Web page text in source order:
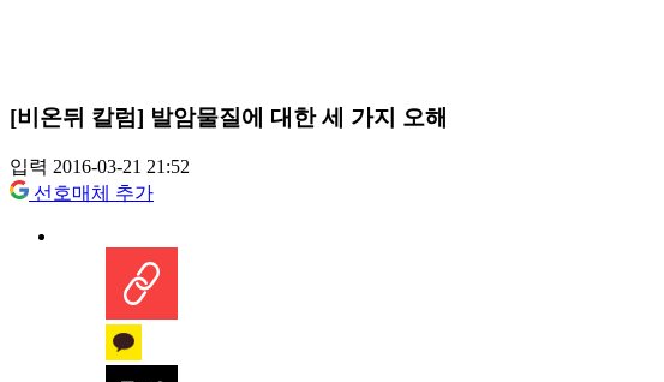
[비온뒤 칼럼] 발암물질에 대한 세 가지 오해
입력 2016-03-21 21:52
선호매체 추가